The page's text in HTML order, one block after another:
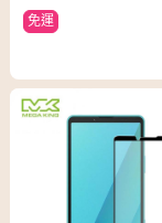
免運